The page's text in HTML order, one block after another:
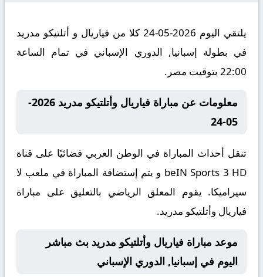
يلتقي اليوم 2026-05-24 كلا من فياريال و أتلتيكو مدريد
في بطولة إسبانيا, الدوري الإسباني في تمام الساعة
22:00 بتوقيت مصر.
معلومات عن مباراة فياريال وأتلتيكو مدريد 2026-
05-24
تنقل أحداث المباراة في الوطن العربي فضائيًا على قناة
beIN Sports 3 HD و يتم إستضافة المباراة في ملعب لا
سيراميكا. يقوم المعلق الرياضي بالتعليق على مباراة
فياريال وأتلتيكو مدريد.
موعد مباراة فياريال وأتلتيكو مدريد بث مباشر
اليوم في إسبانيا, الدوري الإسباني